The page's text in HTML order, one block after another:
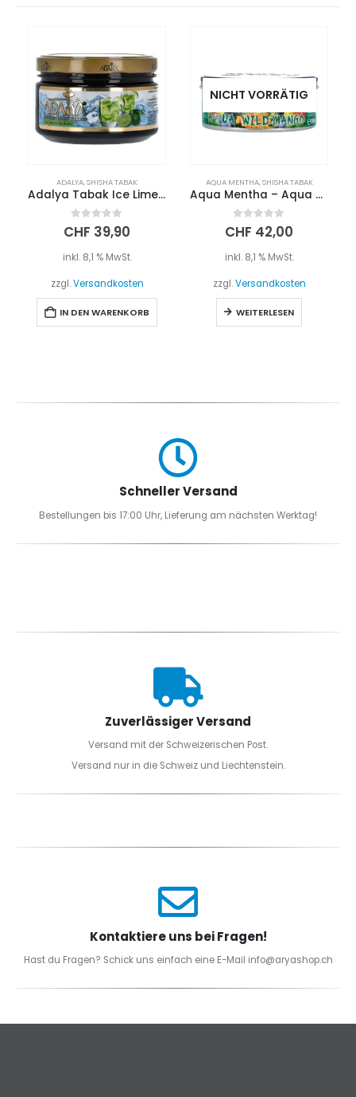
ADALYA,SHISHA TABAK
Adalya Tabak Ice Lime on the Rocks 200g
0out of 5
CHF 39,90
inkl. 8,1 % MwSt.
zzgl.Versandkosten
IN DEN WARENKORB
NICHT VORRÄTIG
AQUA MENTHA,SHISHA TABAK
Aqua Mentha – Aqua Wild Mango 200g
0 out of 5
CHF 42,00
inkl. 8,1 % MwSt.
zzgl.Versandkosten
WEITERLESEN
Schneller Versand
Bestellungen bis 17:00 Uhr, Lieferung am nächsten Werktag!
Zuverlässiger Versand
Versand mit der Schweizerischen Post.
Versand nur in die Schweiz und Liechtenstein.
Kontaktiere uns bei Fragen!
Hast du Fragen? Schick uns einfach eine E-Mail info@aryashop.ch